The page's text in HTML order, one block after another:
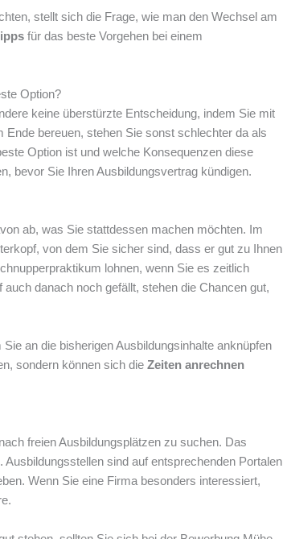
stellt sich die Frage, wie man den Wechsel am
für das beste Vorgehen bei einem
Option?
keine überstürzte Entscheidung, indem Sie mit
bereuen, stehen Sie sonst schlechter da als
Option ist und welche Konsequenzen diese
bevor Sie Ihren Ausbildungsvertrag kündigen.
ab, was Sie stattdessen machen möchten. Im
von dem Sie sicher sind, dass er gut zu Ihnen
lohnen, wenn Sie es zeitlich
danach noch gefällt, stehen die Chancen gut,
an die bisherigen Ausbildungsinhalte anknüpfen
sondern können sich die Zeiten anrechnen
freien Ausbildungsplätzen zu suchen. Das
sind auf entsprechenden Portalen
Wenn Sie eine Firma besonders interessiert,